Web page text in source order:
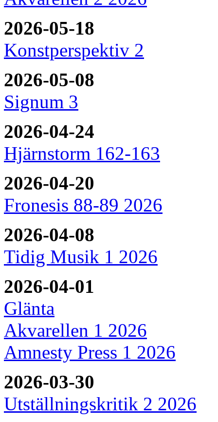
2026-05-18
Konstperspektiv 2
2026-05-08
Signum 3
2026-04-24
Hjärnstorm 162-163
2026-04-20
Fronesis 88-89 2026
2026-04-08
Tidig Musik 1 2026
2026-04-01
Glänta
Akvarellen 1 2026
Amnesty Press 1 2026
2026-03-30
Utställningskritik 2 2026